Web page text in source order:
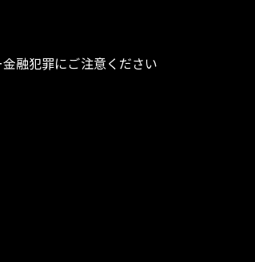
金融犯罪にご注意ください